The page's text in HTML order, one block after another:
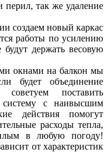
так же удаление
создаем новый каркас
работы по усилению
держать весовую
окнами на балкон мы
будет объединение
поставить
систему с наивысшим
действия помогут
расходы тепла,
в любую погоду!
от характеристик